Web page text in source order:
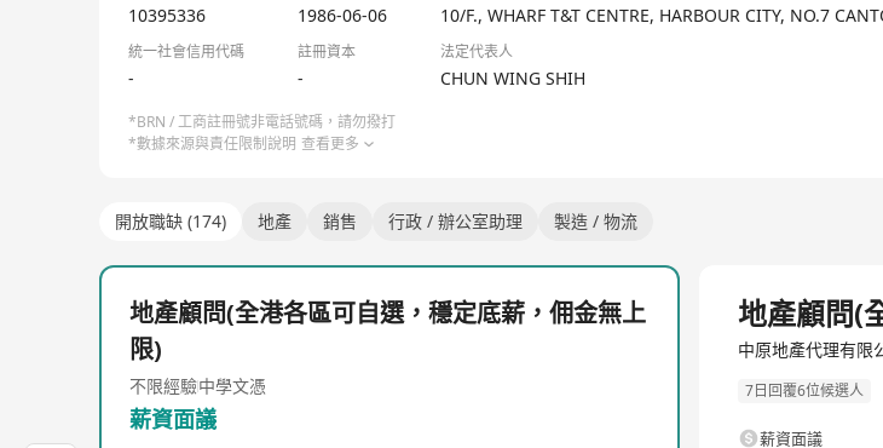
10395336 1986-06-06 10/F., WHARF T&T CENTRE, HARBOUR CITY, NO.7
統一社會信用代碼 註冊資本 法定代表人
- - CHUN WING SHIH
*BRN / 工商註冊號非電話號碼，請勿撥打
*數據來源與責任限制說明 查看更多
開放職缺 (174) 地產 銷售 行政 / 辦公室助理 製造 / 物流
地產顧問(全港各區可自選，穩定底薪，佣金無上
限)
不限經驗中學文憑
薪資面議
地產顧問(
中原地產代理有限
7日回覆6位候選人
薪資面議